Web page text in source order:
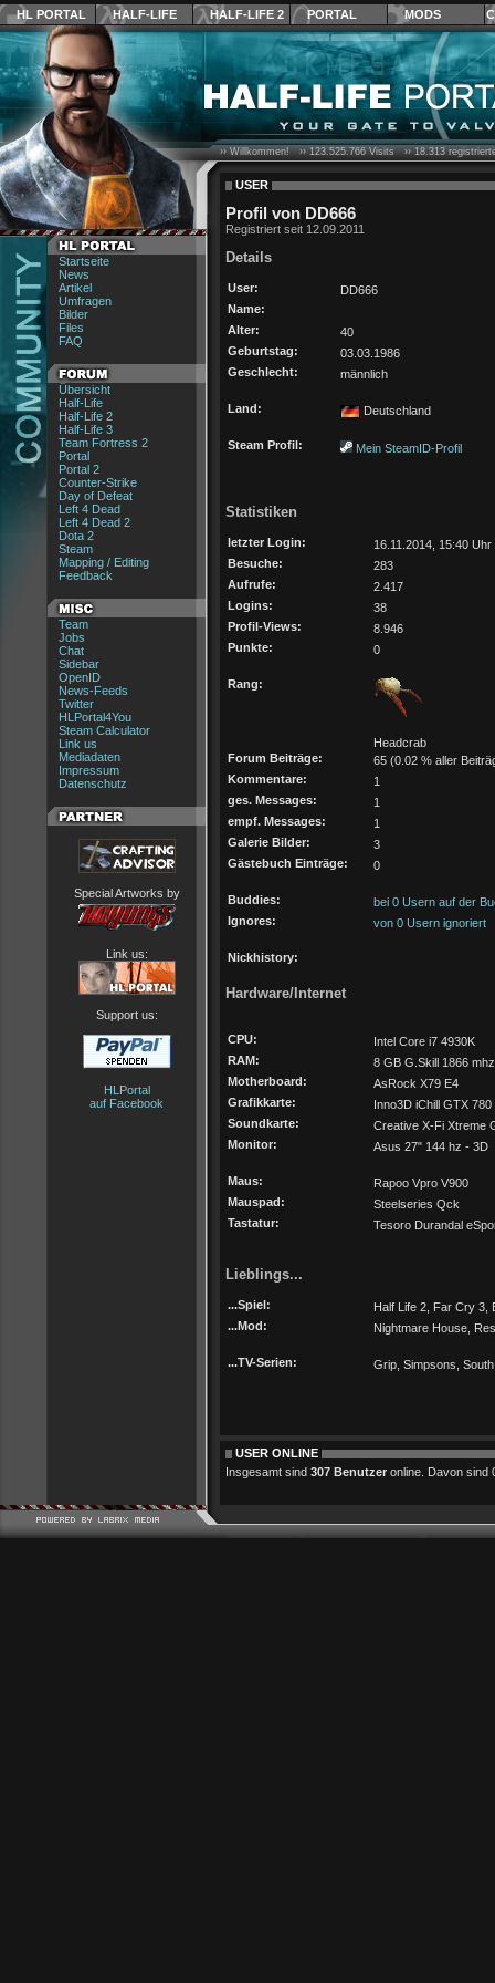
HL PORTAL HALF-LIFE HALF-LIFE 2 PORTAL MODS
Startseite
News
Artikel
Umfragen
Bilder
Files
FAQ
Übersicht
Half-Life
Half-Life 2
Half-Life 3
Team Fortress 2
Portal
Portal 2
Counter-Strike
Day of Defeat
Left 4 Dead
Left 4 Dead 2
Dota 2
Steam
Mapping / Editing
Feedback
Team
Jobs
Chat
Sidebar
OpenID
News-Feeds
Twitter
HLPortal4You
Steam Calculator
Link us
Mediadaten
Impressum
Datenschutz
Special Artworks by
Link us:
Support us:
HLPortal
auf Facebook
›› Willkommen! ››123.525.766Visits ››18.313
USER
Profil von DD666
Registriert seit 12.09.2011
Details
User:
DD666
Name:
Alter:
40
Geburtstag:
03.03.1986
Geschlecht:
männlich
Land: Deutschland
Steam Profil: Mein SteamID-Profil
Statistiken
letzter Login:
16.11.2014, 15:40 Uhr
Besuche:
283
Aufrufe:
2.417
Logins:
38
Profil-Views:
8.946
Punkte:
0
Rang:
Headcrab
Forum Beiträge:
65 (0.02 % aller
Kommentare:
1
ges. Messages:
1
empf. Messages:
1
Galerie Bilder:
3
Gästebuch Einträge:
0
Buddies:
bei 0 Usern auf der
Ignores:
von 0 Usern ignoriert
Nickhistory:
Hardware/Internet
CPU:
Intel Core i7 4930K
RAM:
8 GB G.Skill 1866 mhz
Motherboard:
AsRock X79 E4
Grafikkarte:
Inno3D iChill GTX
Soundkarte:
Creative X-Fi Xtreme
Monitor:
Asus 27" 144 hz - 3D
Maus:
Rapoo Vpro V900
Mauspad:
Steelseries Qck
Tastatur:
Tesoro Durandal
Lieblings...
...Spiel:
Half Life 2, Far Cry 3,
...Mod:
Nightmare House,
...TV-Serien: Grip, Simpsons,
USER ONLINE
Insgesamt sind 307 Benutzer online. Davon sind